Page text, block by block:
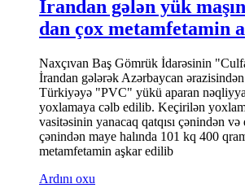
İrandan gələn yük
dan çox metamfetamin
Naxçıvan Baş Gömrük İdarəsinin
İrandan gələrək Azərbaycan
Türkiyəyə "PVC" yükü aparan
yoxlamaya cəlb edilib. Keçirilən
vasitəsinin yanacaq qatqısı çənindən və
çənindən maye halında 101 kq 400
metamfetamin aşkar edilib
Ardını oxu